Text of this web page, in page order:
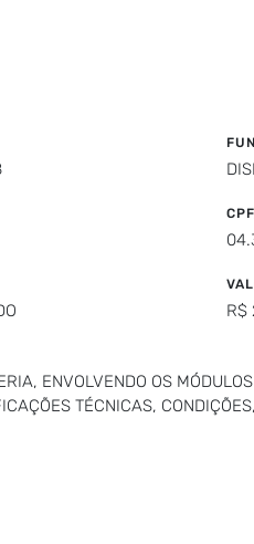
R$
ENVOLVENDO OS
TÉCNICAS,